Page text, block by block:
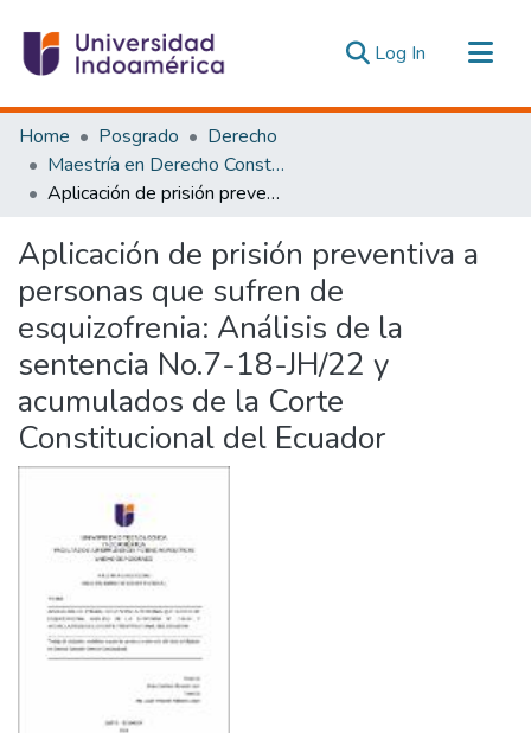
Log In (current)
Communities & Collections
All of DSpace
Statistics
Estadísticas Externas
Home Posgrado
Derecho
Maestría en Derecho Constitucional con Mención en Derecho Constitucional
Aplicación de prisión preventiva a personas que sufren de esquizofrenia: Análisis de la sentencia No.7-18-JH/22 y acumulados de la Corte Constitucional del Ecuador
Aplicación de prisión preventiva a
personas que sufren de
esquizofrenia: Análisis de la
sentencia No.7-18-JH/22 y
acumulados de la Corte
Constitucional del Ecuador